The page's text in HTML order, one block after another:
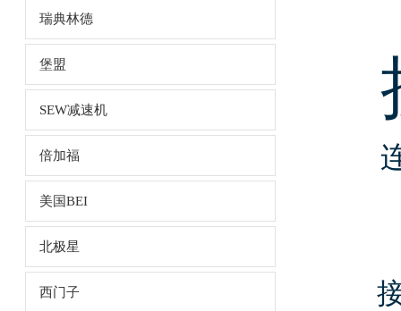
瑞典林德
堡盟
SEW减速机
倍加福
美国BEI
北极星
西门子